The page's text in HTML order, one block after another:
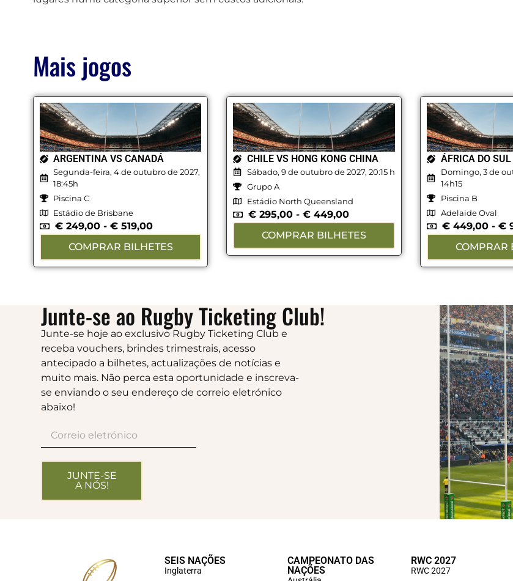
Mais jogos
ARGENTINA VS CANADÁ
Segunda-feira, 4 de outubro de 2027,
18:45h
Piscina C
Estádio de Brisbane
€249,00 - €519,00
COMPRAR BILHETES
CHILE VS HONG KONG CHINA
Sábado, 9 de outubro de 2027, 20:15 h
Grupo A
Estádio North Queensland
€ 295,00 - € 449,00
COMPRAR BILHETES
ÁFRICA DO
Domingo, 3 de
14h15
Piscina B
Adelaide Oval
€ 449,00 - €
COMPRAR
Junte-se ao Rugby Ticketing Club!
Junte-se hoje ao exclusivo Rugby Ticketing Club e
receba vouchers, brindes trimestrais, acesso
antecipado a bilhetes, actualizações de notícias e
muito mais. Não perca esta oportunidade e inscreva-
se enviando o seu endereço de correio eletrónico
abaixo!
JUNTE-SE
A NÓS!
SEIS NAÇÕES
Inglaterra
CAMPEONATO DAS
NAÇÕES
RWC 2027
RWC 2027